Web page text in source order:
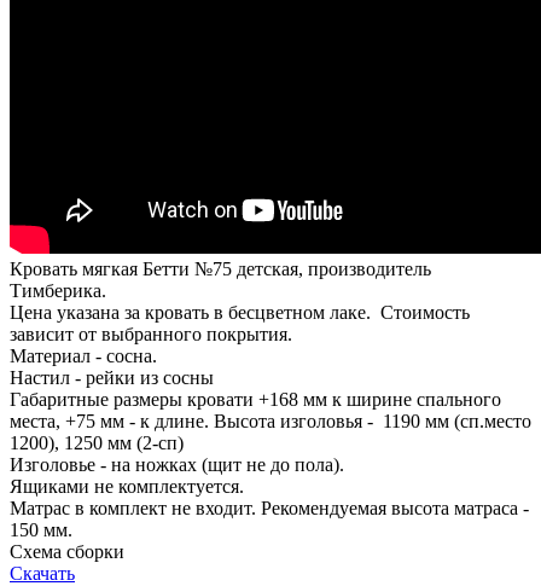
Кровать мягкая Бетти №75 детская, производитель
Тимберика.
Цена указана за кровать в бесцветном лаке. Стоимость
зависит от выбранного покрытия.
Материал - сосна.
Настил - рейки из сосны
Габаритные размеры кровати +168 мм к ширине спального
места, +75 мм - к длине. Высота изголовья - 1190 мм (сп.место
1200), 1250 мм (2-сп)
Изголовье - на ножках (щит не до пола).
Ящиками не комплектуется.
Матрас в комплект не входит. Рекомендуемая высота матраса -
150 мм.
Схема сборки
Скачать